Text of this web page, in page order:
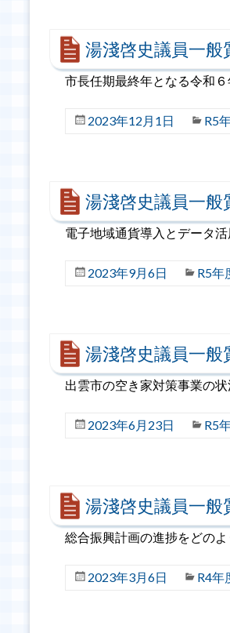
湯淺啓史議員一般
市長任期最終年となる令和
2023年12月1日 R5
湯淺啓史議員一般
電子地域通貨導入とデータ
2023年9月6日 R5年
湯淺啓史議員一般
出雲市の空き家対策事業の
2023年6月23日 R5
湯淺啓史議員一般
総合振興計画の進捗をどの
2023年3月6日 R4年